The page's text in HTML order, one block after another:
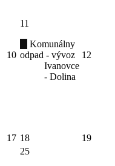
10
11
Komunálny
odpad - vývoz
Ivanovce
- Dolina
12
17 18 19
25